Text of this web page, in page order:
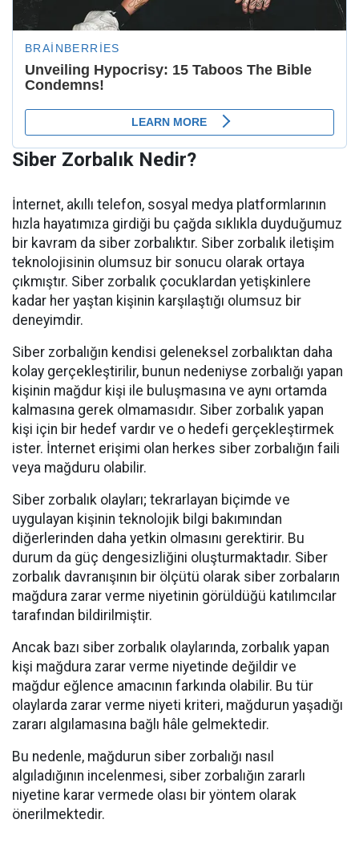
Siber Zorbalık Nedir?
İnternet, akıllı telefon, sosyal medya platformlarının
hızla hayatımıza girdiği bu çağda sıklıkla duyduğumuz
bir kavram da siber zorbalıktır. Siber zorbalık iletişim
teknolojisinin olumsuz bir sonucu olarak ortaya
çıkmıştır. Siber zorbalık çocuklardan yetişkinlere
kadar her yaştan kişinin karşılaştığı olumsuz bir
deneyimdir.
Siber zorbalığın kendisi geleneksel zorbalıktan daha
kolay gerçekleştirilir, bunun nedeniyse zorbalığı yapan
kişinin mağdur kişi ile buluşmasına ve aynı ortamda
kalmasına gerek olmamasıdır. Siber zorbalık yapan
kişi için bir hedef vardır ve o hedefi gerçekleştirmek
ister. İnternet erişimi olan herkes siber zorbalığın faili
veya mağduru olabilir.
Siber zorbalık olayları; tekrarlayan biçimde ve
uygulayan kişinin teknolojik bilgi bakımından
diğerlerinden daha yetkin olmasını gerektirir. Bu
durum da güç dengesizliğini oluşturmaktadır. Siber
zorbalık davranışının bir ölçütü olarak siber zorbaların
mağdura zarar verme niyetinin görüldüğü katılımcılar
tarafından bildirilmiştir.
Ancak bazı siber zorbalık olaylarında, zorbalık yapan
kişi mağdura zarar verme niyetinde değildir ve
mağdur eğlence amacının farkında olabilir. Bu tür
olaylarda zarar verme niyeti kriteri, mağdurun yaşadığı
zararı algılamasına bağlı hâle gelmektedir.
Bu nedenle, mağdurun siber zorbalığı nasıl
algıladığının incelenmesi, siber zorbalığın zararlı
niyetine karar vermede olası bir yöntem olarak
önerilmektedir.